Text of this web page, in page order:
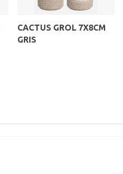
CACTUS GROL 7X8CM
GRIS